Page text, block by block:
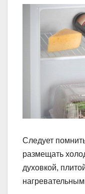
Следует
размещать
духовкой,